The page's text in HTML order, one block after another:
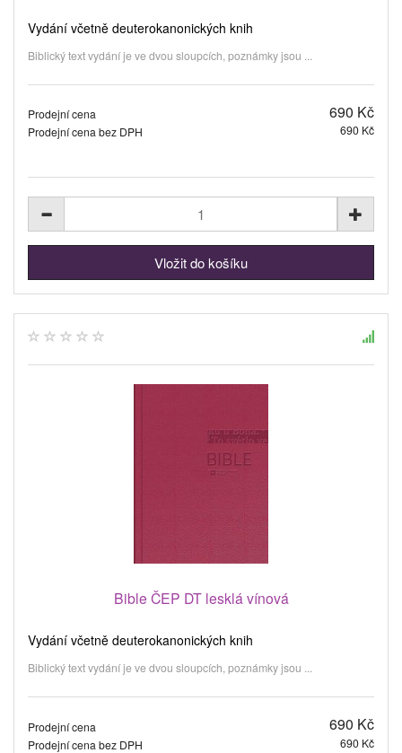
Vydání včetně deuterokanonických knih
Biblický text vydání je ve dvou sloupcích, poznámky jsou ...
Prodejní cena 690 Kč
Prodejní cena bez DPH 690 Kč
Bible ČEP DT lesklá vínová
Vydání včetně deuterokanonických knih
Biblický text vydání je ve dvou sloupcích, poznámky jsou ...
Prodejní cena 690 Kč
Prodejní cena bez DPH 690 Kč